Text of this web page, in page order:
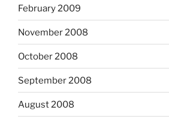
February 2009
November 2008
October 2008
September 2008
August 2008